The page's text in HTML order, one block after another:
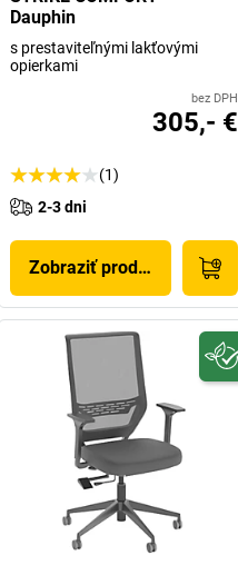
Dauphin
s prestaviteľnými lakťovými
opierkami
bez DPH
305,- €
(1)
2-3 dni
Zobraziť produkt